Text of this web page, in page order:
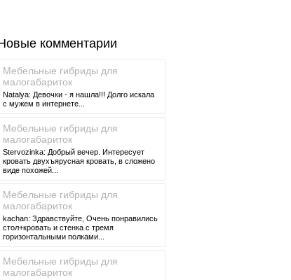
комментарии
Мебельные гибриды для
малогабариток
Natalya: Девочки - я нашла!!! Долго искала
с мужем в интернете...
Мебельные гибриды для
малогабариток
Stervozinka: Добрый вечер. Интересует
кровать двухъярусная кровать, в сложено
виде похожей...
Мебельные гибриды для
малогабариток
kachan: Здравствуйте, Очень понравились
стол+кровать и стенка с тремя
горизонтальными полками...
Мебельные гибриды для
малогабариток